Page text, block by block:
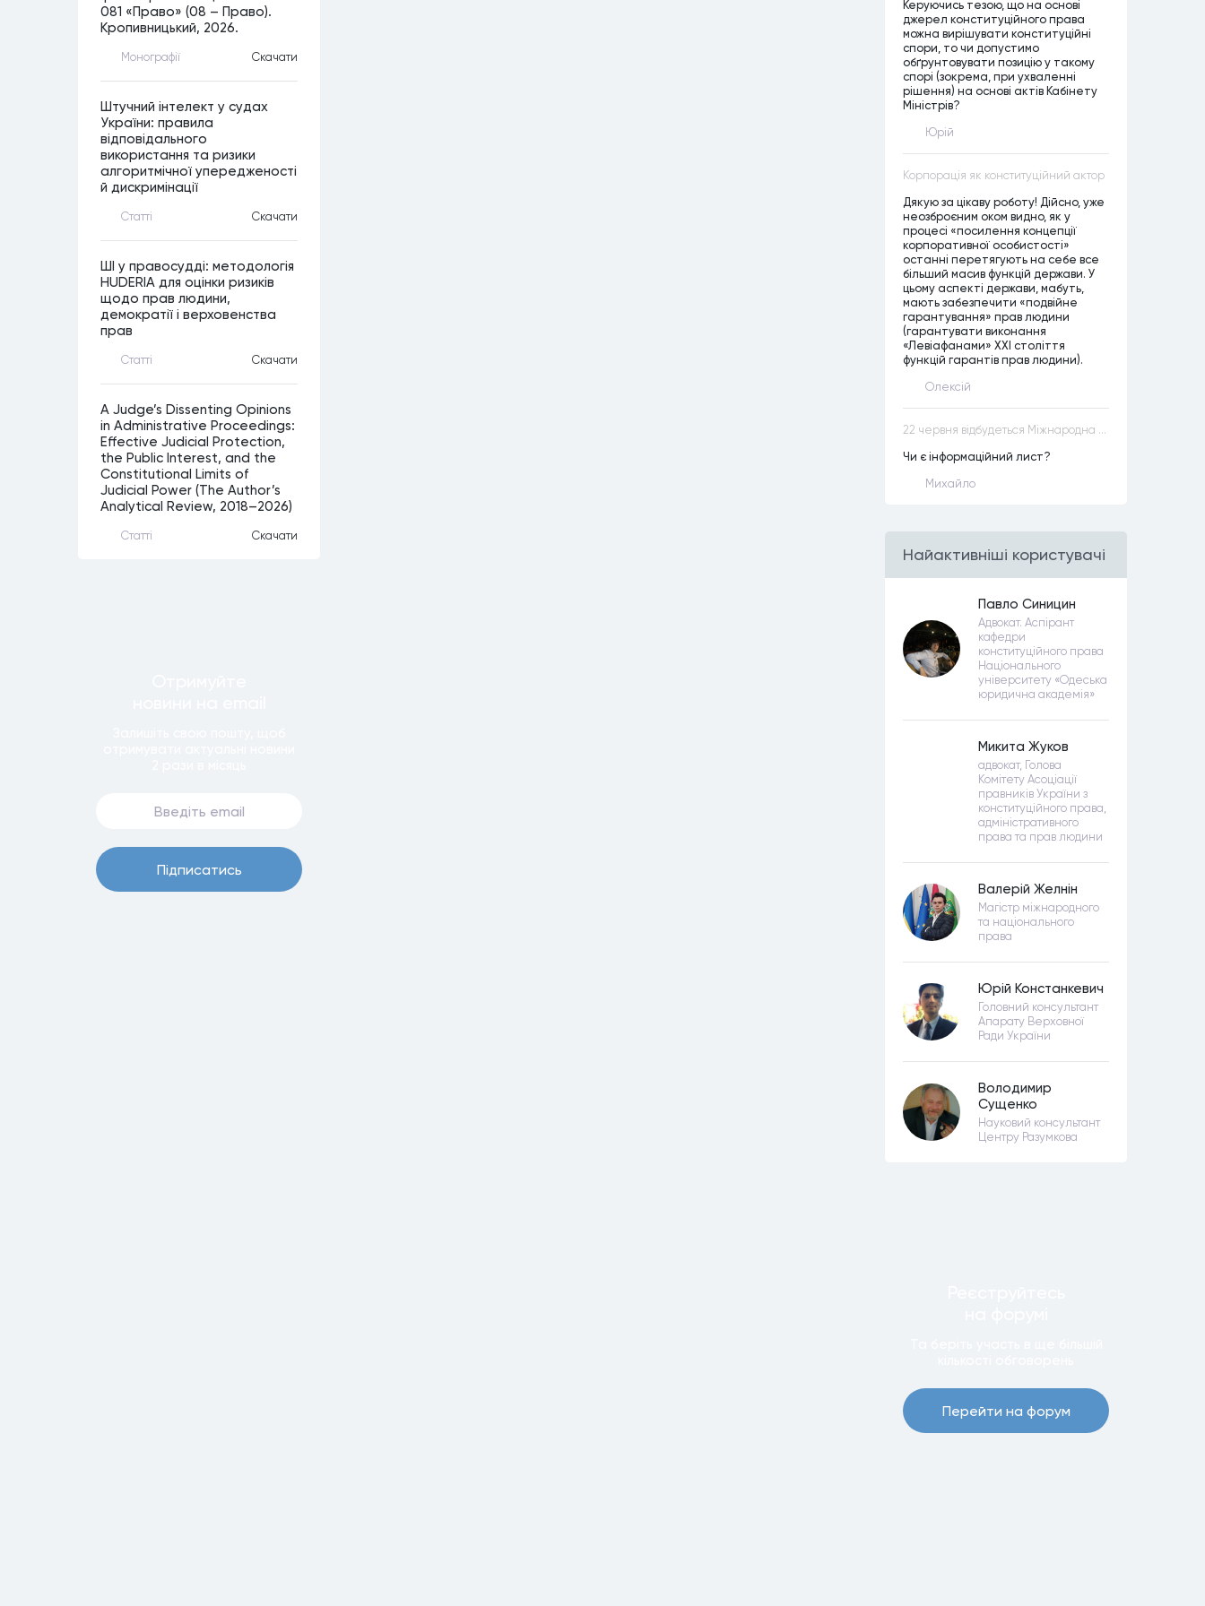
081 «Право» (08 – Право).
Кропивницький, 2026.
Монографiї Скачати
Штучний інтелект у судах
України: правила
відповідального
використання та ризики
алгоритмічної упередженості
й дискримінації
Статтi Скачати
ШІ у правосудді: методологія
HUDERIA для оцінки ризиків
щодо прав людини,
демократії і верховенства
прав
Статтi Скачати
A Judge’s Dissenting Opinions
in Administrative Proceedings:
Effective Judicial Protection,
the Public Interest, and the
Constitutional Limits of
Judicial Power (The Author’s
Analytical Review, 2018–2026)
Статтi Скачати
Пiдписатись
Керуючись тезою, що на основі
джерел конституційного права
можна вирішувати конституційні
спори, то чи допустимо
обґрунтовувати позицію у такому
спорі (зокрема, при ухваленні
рішення) на основі актів Кабінету
Міністрів?
Юрій
Корпорація як конституційний актор
Дякую за цікаву роботу! Дійсно, уже
неозброєним оком видно, як у
процесі «посилення концепції
корпоративної особистості»
останні перетягують на себе все
більший масив функцій держави. У
цьому аспекті держави, мабуть,
мають забезпечити «подвійне
гарантування» прав людини
(гарантувати виконання
«Левіафанами» ХХІ століття
функцій гарантів прав людини).
Олексій
22 червня відбудеться Міжнародна науково-практична конференція “Конституційна демократія в умовах загроз територіальній цілісності та національній безпеці”
Чи є інформаційний лист?
Михайло
Найактивнiшi користувачi
Павло Синицин
Адвокат. Аспірант
кафедри
конституційного права
Національного
університету «Одеська
юридична академія»
Микита Жуков
адвокат, Голова
Комітету Асоціації
правників України з
конституційного права,
адміністративного
права та прав людини
Валерій Желнін
Магістр міжнародного
та національного
права
Юрій Констанкевич
Головний консультант
Апарату Верховної
Ради України
Володимир
Сущенко
Науковий консультант
Центру Разумкова
Перейти на форум